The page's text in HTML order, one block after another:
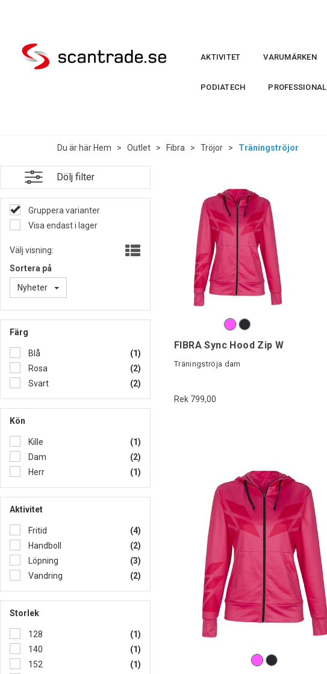
AKTIVITET VARUMÄRKEN
PODIATECH PROFESSIONAL
Du är här Hem > Outlet > Fibra > Tröjor > Träningströjor
Dölj filter
Gruppera varianter
Visa endast i lager
Välj visning:
Sortera på
Nyheter
Färg
Blå
(1)
Rosa
(2)
Svart
(2)
Kön
Kille
(1)
Dam
(2)
Herr
(1)
Aktivitet
Fritid
(4)
Handboll
(2)
Löpning
(3)
Vandring
(2)
Storlek
128
(1)
140
(1)
152
(1)
FIBRA Sync Hood Zip W
Träningströja dam
Rek 799,00